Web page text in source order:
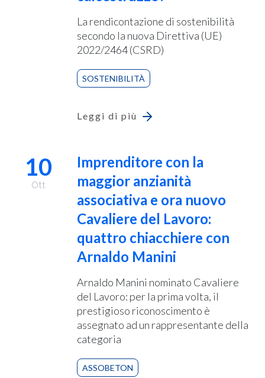
La rendicontazione di sostenibilità
secondo la nuova Direttiva (UE)
2022/2464 (CSRD)
SOSTENIBILITÀ
Leggi di più
10
Ott
Imprenditore con la
maggior anzianità
associativa e ora nuovo
Cavaliere del Lavoro:
quattro chiacchiere con
Arnaldo Manini
Arnaldo Manini nominato Cavaliere
del Lavoro: per la prima volta, il
prestigioso riconoscimento è
assegnato ad un rappresentante della
categoria
ASSOBETON